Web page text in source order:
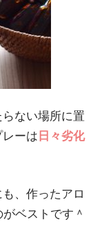
ない場所に置
ーは 日々劣化
、作ったアロ
ベストです＾